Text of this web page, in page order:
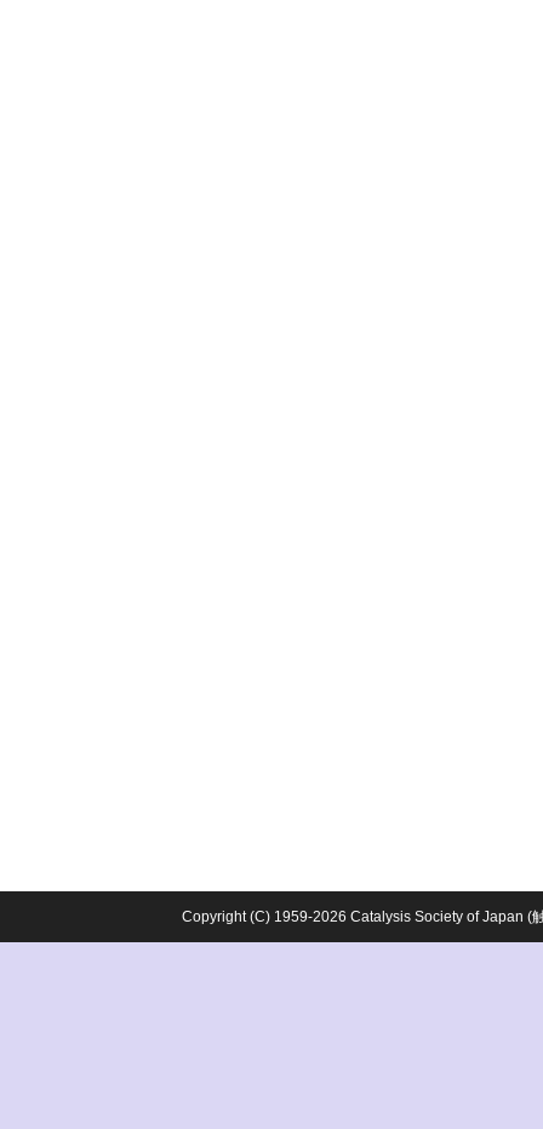
Copyright (C) 1959-2026 Catalysis Society of Japan (